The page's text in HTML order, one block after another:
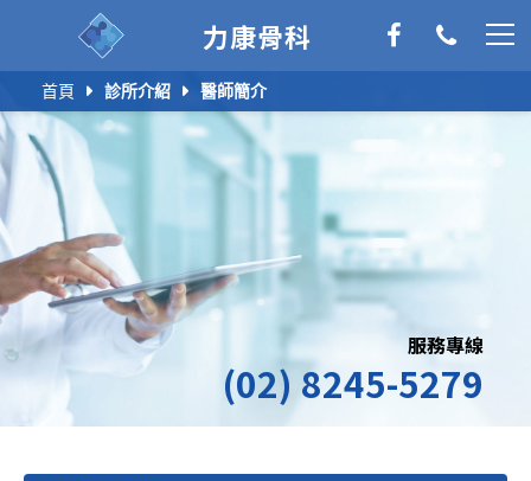
力康骨科
服務專線
(02) 8245-5279
首頁 診所介紹 醫師簡介